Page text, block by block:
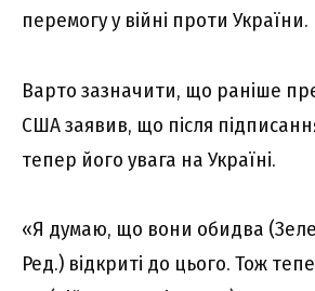
перемогу у війні проти України.
Варто зазначити, що раніше
США заявив, що після
тепер його увага на Україні.
«Я думаю, що вони обидва
Ред.) відкриті до цього. Тож